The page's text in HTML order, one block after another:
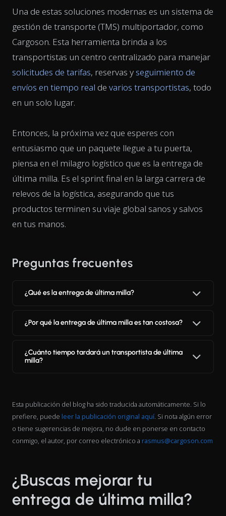
Una de estas soluciones modernas es un sistema de
gestión de transporte (TMS) multiportador, como
Cargoson. Esta herramienta brinda a los
transportistas un centro centralizado para manejar
solicitudes de tarifas, reservas y seguimiento de
envíos en tiempo real de varios transportistas, todo
en un solo lugar.
Entonces, la próxima vez que esperes con
entusiasmo que un paquete llegue a tu puerta,
piensa en el milagro logístico que es la entrega de
última milla. Es el sprint final en la larga carrera de
relevos de la logística, asegurando que tus
productos terminen su viaje global sanos y salvos
en tus manos.
Preguntas frecuentes
¿Qué es la entrega de última milla?
¿Por qué la entrega de última milla es tan costosa?
¿Cuánto tiempo tardará un transportista de última
milla?
Esta publicación del blog ha sido traducida automáticamente. Si lo
prefiere, puede leer la publicación original aquí. Si nota algún error
o tiene sugerencias de mejora, no dude en ponerse en contacto
conmigo, el autor, por correo electrónico a rasmus@cargoson.com
¿Buscas mejorar tu
entrega de última milla?